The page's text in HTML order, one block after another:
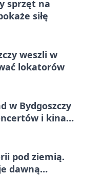
sprzęt na
siłę
weszli w
lokatorów
w Bydgoszczy
i kina
pod ziemią.
dawną